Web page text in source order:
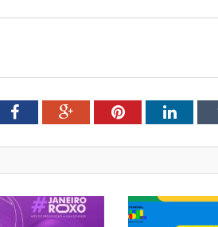
FacebookGoogle+Pinterest